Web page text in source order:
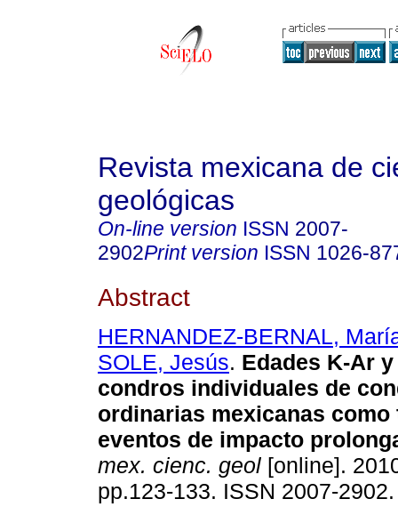
Revista mexicana de
geológicas
On-line version ISSN 2007-
2902Print version ISSN 1026-
Abstract
HERNANDEZ-BERNAL,
SOLE, Jesús. Edades K-Ar
condros individuales de
ordinarias mexicanas como
eventos de impacto
mex. cienc. geol [online].
pp.123-133. ISSN 2007-2902.